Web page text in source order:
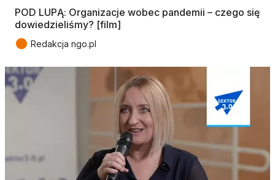
POD LUPĄ: Organizacje wobec pandemii – czego się
dowiedzieliśmy? [film]
● Redakcja ngo.pl